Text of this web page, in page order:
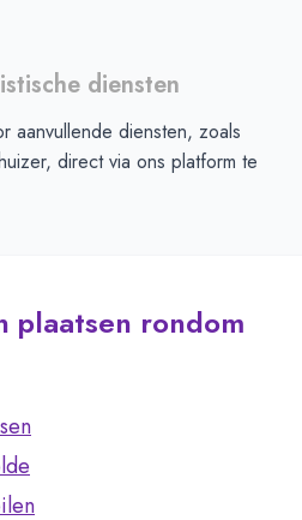
diensten
aanvullende diensten, zoals
direct via ons platform te
plaatsen rondom